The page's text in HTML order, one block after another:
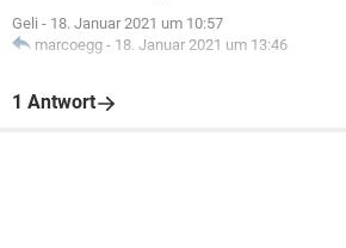
Geli - 18. Januar 2021 um 10:57
marcoegg - 18. Januar 2021 um 13:46
1 Antwort